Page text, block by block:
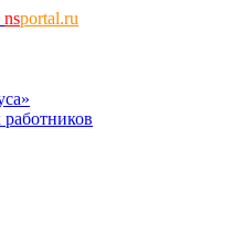
nsportal.ru
работников